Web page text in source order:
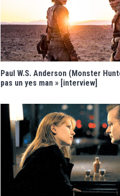
Paul W.S. Anderson (Monster
pas un yes man » [interview]